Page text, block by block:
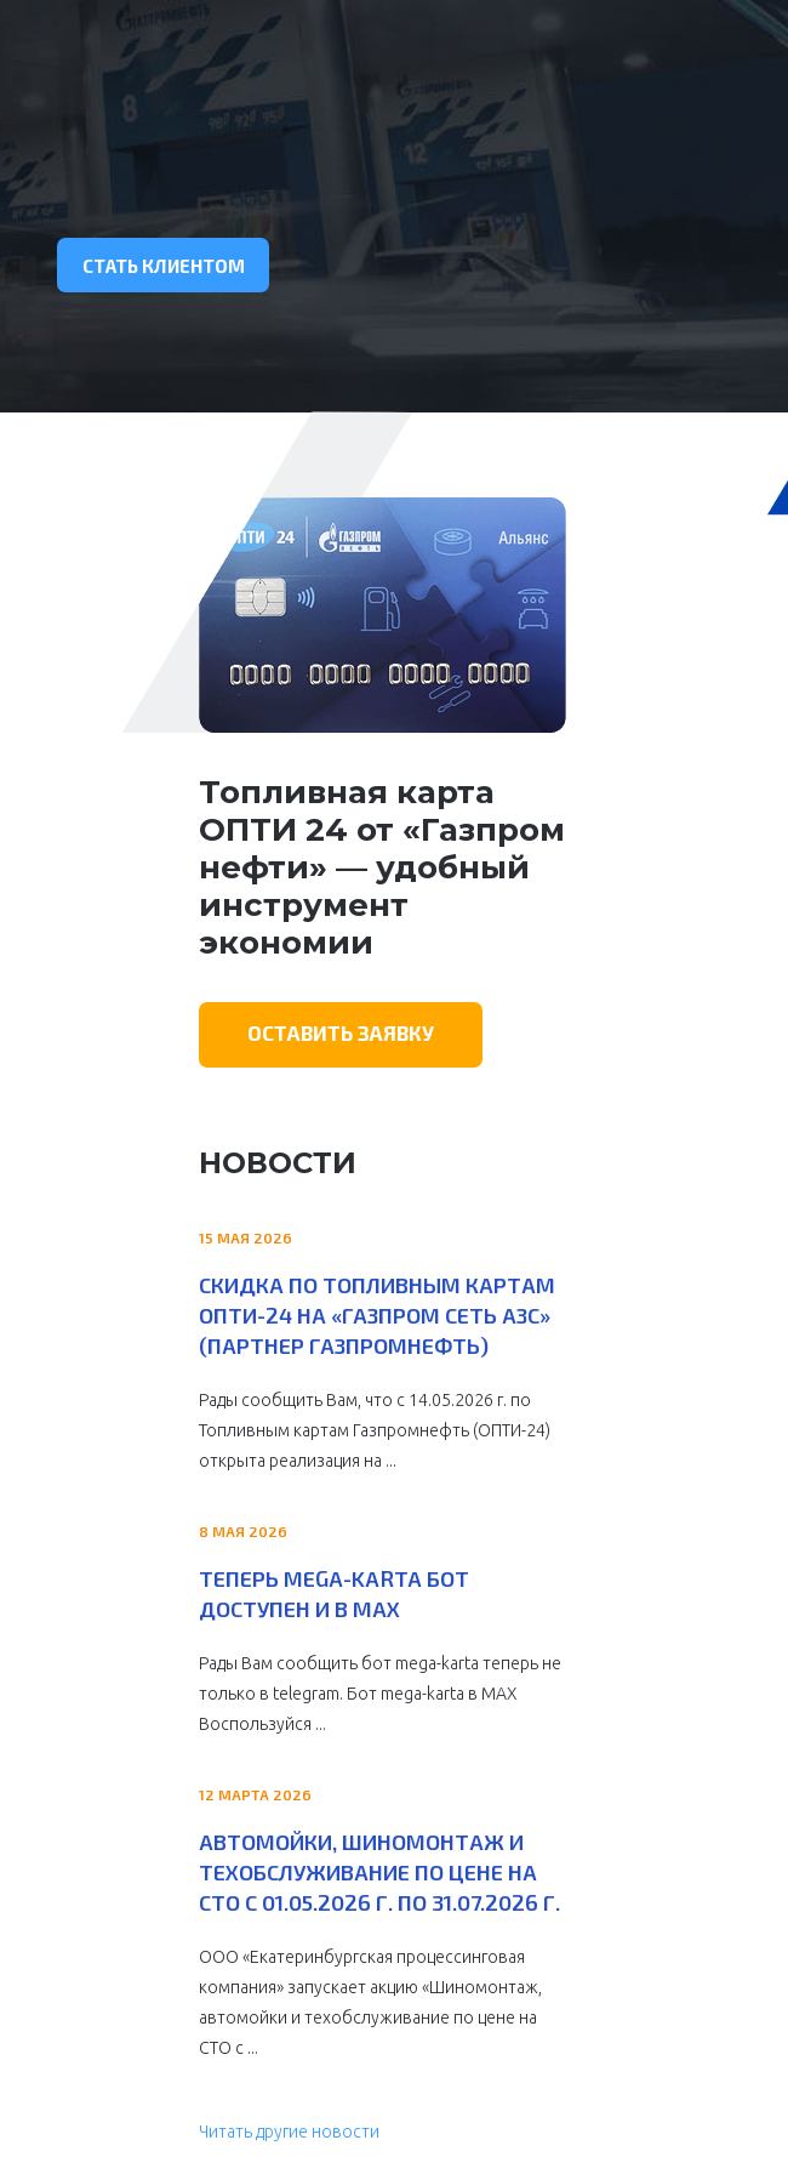
СТАТЬ КЛИЕНТОМ
Топливная карта
ОПТИ 24 от «Газпром
нефти» — удобный
инструмент
экономии
ОСТАВИТЬ ЗАЯВКУ
НОВОСТИ
15 МАЯ 2026
СКИДКА ПО ТОПЛИВНЫМ КАРТАМ
ОПТИ-24 НА «ГАЗПРОМ СЕТЬ АЗС»
(ПАРТНЕР ГАЗПРОМНЕФТЬ)
Рады сообщить Вам, что с 14.05.2026 г. по
Топливным картам Газпромнефть (ОПТИ-24)
открыта реализация на ...
8 МАЯ 2026
ТЕПЕРЬ MEGA-KARTA БОТ
ДОСТУПЕН И В MAX
Рады Вам сообщить бот mega-karta теперь не
только в telegram. Бот mega-karta в МАХ
Воспользуйся ...
12 МАРТА 2026
АВТОМОЙКИ, ШИНОМОНТАЖ И
ТЕХОБСЛУЖИВАНИЕ ПО ЦЕНЕ НА
СТО С 01.05.2026 Г. ПО 31.07.2026 Г.
ООО «Екатеринбургская процессинговая
компания» запускает акцию «Шиномонтаж,
автомойки и техобслуживание по цене на
СТО с ...
Читать другие новости